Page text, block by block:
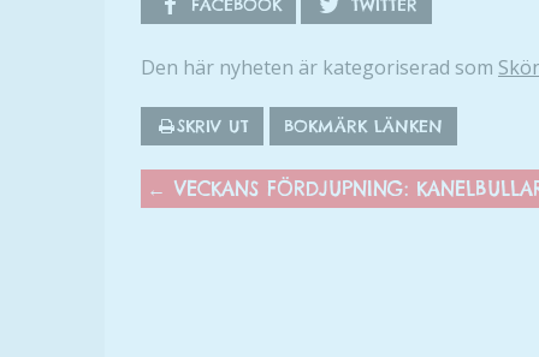
FACEBOOK TWITTER
Den här nyheten är kategoriserad som
SKRIV UT BOKMÄRK LÄNKEN
← VECKANS FÖRDJUPNING: